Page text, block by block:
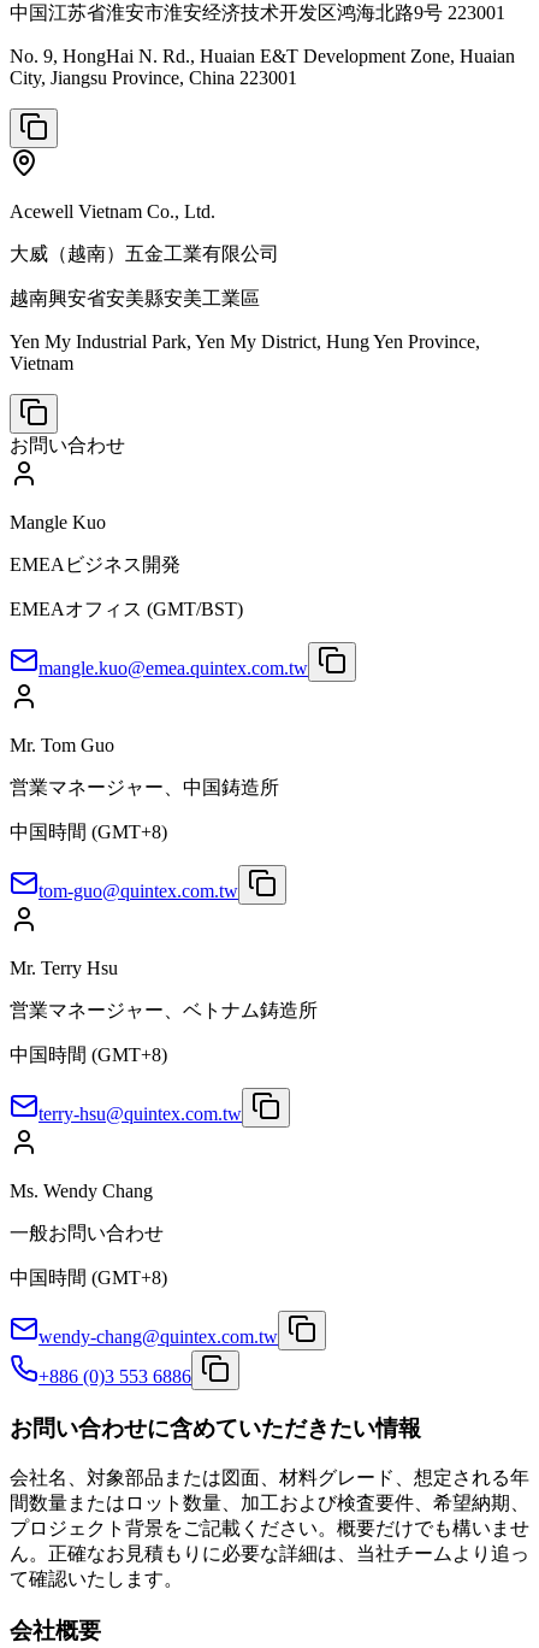
中国江苏省淮安市淮安经济技术开发区鸿海北路9号 223001
No. 9, HongHai N. Rd., Huaian E&T Development Zone, Huaian
City, Jiangsu Province, China 223001
Acewell Vietnam Co., Ltd.
大威（越南）五金工業有限公司
越南興安省安美縣安美工業區
Yen My Industrial Park, Yen My District, Hung Yen Province,
Vietnam
お問い合わせ
Mangle Kuo
EMEAビジネス開発
EMEAオフィス (GMT/BST)
mangle.kuo@emea.quintex.com.tw
Mr. Tom Guo
営業マネージャー、中国鋳造所
中国時間 (GMT+8)
tom-guo@quintex.com.tw
Mr. Terry Hsu
営業マネージャー、ベトナム鋳造所
中国時間 (GMT+8)
terry-hsu@quintex.com.tw
Ms. Wendy Chang
一般お問い合わせ
中国時間 (GMT+8)
wendy-chang@quintex.com.tw
+886 (0)3 553 6886
お問い合わせに含めていただきたい情報
会社名、対象部品または図面、材料グレード、想定される年
間数量またはロット数量、加工および検査要件、希望納期、
プロジェクト背景をご記載ください。概要だけでも構いませ
ん。正確なお見積もりに必要な詳細は、当社チームより追っ
て確認いたします。
会社概要